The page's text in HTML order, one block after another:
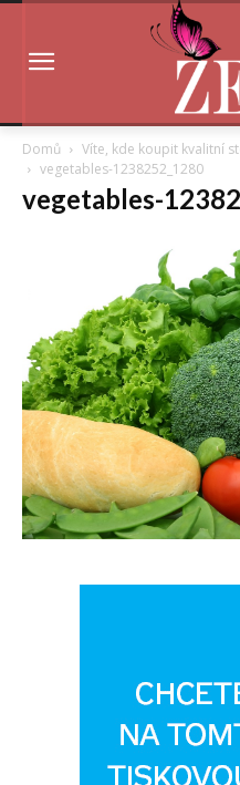
Domů
Víte, kde koupit kvalitní
vegetables-1238252_1280
vegetables-